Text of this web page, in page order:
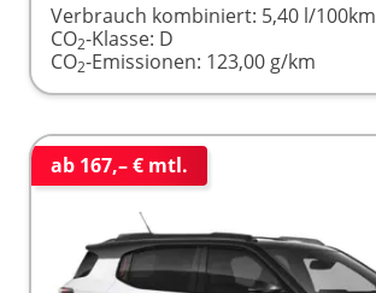
Verbrauch kombiniert: 5,40 l/100km
CO2-Klasse: D
CO2-Emissionen: 123,00 g/km
ab 167,– € mtl.